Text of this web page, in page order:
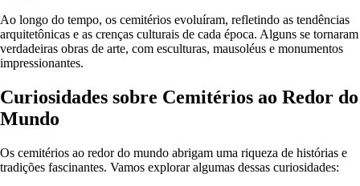
Ao longo do tempo, os cemitérios evoluíram, refletindo as tendências
arquitetônicas e as crenças culturais de cada época. Alguns se tornaram
verdadeiras obras de arte, com esculturas, mausoléus e monumentos
impressionantes.
Curiosidades sobre Cemitérios ao Redor do
Mundo
Os cemitérios ao redor do mundo abrigam uma riqueza de histórias e
tradições fascinantes. Vamos explorar algumas dessas curiosidades: